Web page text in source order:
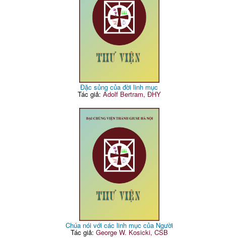
Đặc sủng của đời linh mục
Tác giả: Adolf Bertram, ĐHY
Chúa nói với các linh mục của Người
Tác giả: George W. Kosicki, CSB